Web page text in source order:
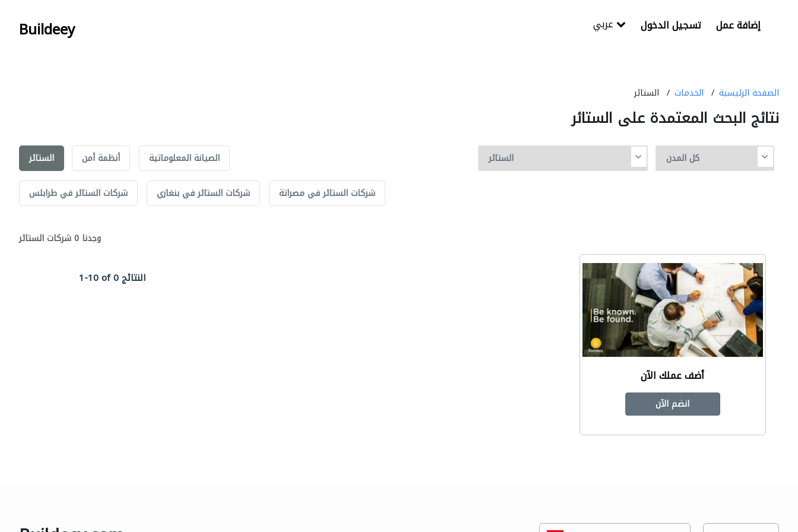
Buildeey تسجيل الدخول إضافة عمل
الصفحة الرئيسية الخدمات الستائر
نتائج البحث المعتمدة على الستائر
الستائر أنظمة أمن الصيانة المعلوماتية
شركات الستائر في طرابلس شركات الستائر في بنغازي شركات الستائر في مصراتة
وجدنا 0 شركات الستائر
1-10 of 0 النتائج
أضف عملك الآن
انضم الآن